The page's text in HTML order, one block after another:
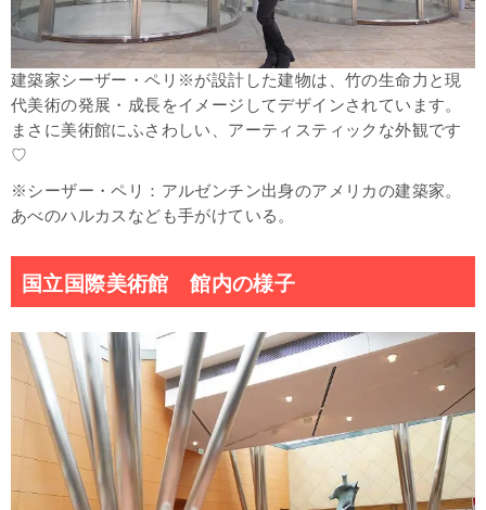
建築家シーザー・ペリ※が設計した建物は、竹の生命力と現
代美術の発展・成長をイメージしてデザインされています。
まさに美術館にふさわしい、アーティスティックな外観です
♡
※シーザー・ペリ：アルゼンチン出身のアメリカの建築家。
あべのハルカス なども手がけている。
国立国際美術館 館内の様子